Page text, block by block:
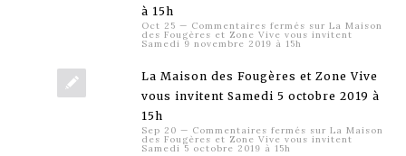
à 15h
Oct 25 — Commentaires fermés sur La Maison
des Fougères et Zone Vive vous invitent
Samedi 9 novembre 2019 à 15h
La Maison des Fougères et Zone Vive
vous invitent Samedi 5 octobre 2019 à
15h
Sep 20 — Commentaires fermés sur La Maison
des Fougères et Zone Vive vous invitent
Samedi 5 octobre 2019 à 15h